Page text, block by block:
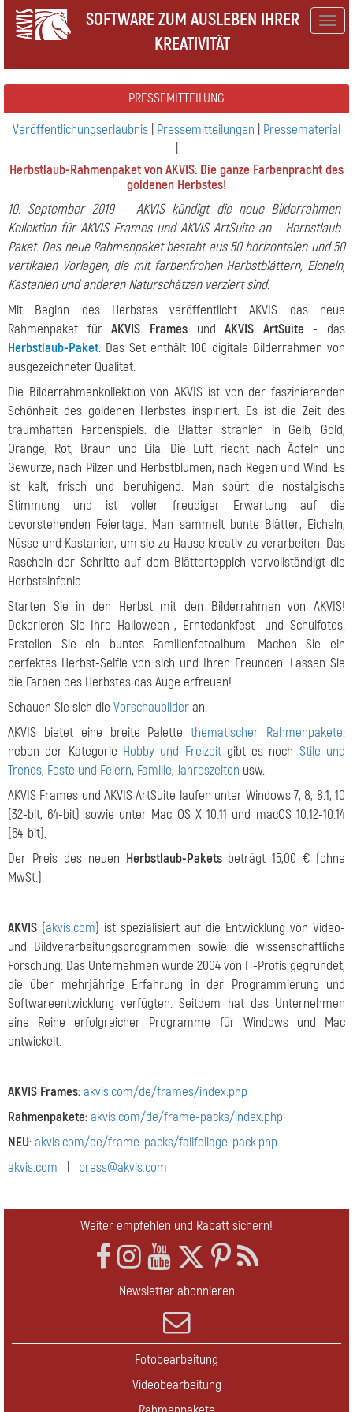
SOFTWARE ZUM AUSLEBEN IHRER
KREATIVITÄT
PRESSEMITTEILUNG
Veröffentlichungserlaubnis Pressemitteilungen
Pressematerial
Herbstlaub-Rahmenpaket von AKVIS: Die ganze Farbenpracht des
goldenen Herbstes!
10. September 2019 — AKVIS kündigt die neue Bilderrahmen-
Kollektion für AKVIS Frames und AKVIS ArtSuite an - Herbstlaub-
Paket. Das neue Rahmenpaket besteht aus 50 horizontalen und 50
vertikalen Vorlagen, die mit farbenfrohen Herbstblättern, Eicheln,
Kastanien und anderen Naturschätzen verziert sind.
Mit Beginn des Herbstes veröffentlicht AKVIS das neue
Rahmenpaket fürAKVIS FramesundAKVIS ArtSuite- das
Herbstlaub-Paket. Das Set enthält 100 digitale Bilderrahmen von
ausgezeichneter Qualität.
Die Bilderrahmenkollektion von AKVIS ist von der faszinierenden
Schönheit des goldenen Herbstes inspiriert. Es ist die Zeit des
traumhaften Farbenspiels: die Blätter strahlen in Gelb, Gold,
Orange, Rot, Braun und Lila. Die Luft riecht nach Äpfeln und
Gewürze, nach Pilzen und Herbstblumen, nach Regen und Wind. Es
ist kalt, frisch und beruhigend. Man spürt die nostalgische
Stimmung und ist voller freudiger Erwartung auf die
bevorstehenden Feiertage. Man sammelt bunte Blätter, Eicheln,
Nüsse und Kastanien, um sie zu Hause kreativ zu verarbeiten. Das
Rascheln der Schritte auf dem Blätterteppich vervollständigt die
Herbstsinfonie.
Starten Sie in den Herbst mit den Bilderrahmen von AKVIS!
Dekorieren Sie Ihre Halloween-, Erntedankfest- und Schulfotos.
Erstellen Sie ein buntes Familienfotoalbum. Machen Sie ein
perfektes Herbst-Selfie von sich und Ihren Freunden. Lassen Sie
die Farben des Herbstes das Auge erfreuen!
Schauen Sie sich die Vorschaubilderan.
AKVIS bietet eine breite Palettethematischer Rahmenpakete:
neben der Kategorie Hobby und Freizeitgibt es noch Stile und
Trends, Feste und Feiern, Familie, Jahreszeiten usw.
AKVIS Frames und AKVIS ArtSuite laufen unter Windows 7, 8, 8.1, 10
(32-bit, 64-bit) sowie unter Mac OS X 10.11 und macOS 10.12-10.14
(64-bit).
Der Preis des neuen Herbstlaub-Paketsbeträgt 15,00 € (ohne
MwSt.).
AKVIS (akvis.com) ist spezialisiert auf die Entwicklung von Video-
und Bildverarbeitungsprogrammen sowie die wissenschaftliche
Forschung. Das Unternehmen wurde 2004 von IT-Profis gegründet,
die über mehrjährige Erfahrung in der Programmierung und
Softwareentwicklung verfügten. Seitdem hat das Unternehmen
eine Reihe erfolgreicher Programme für Windows und Mac
entwickelt.
AKVIS Frames:akvis.com/de/frames/index.php
Rahmenpakete:akvis.com/de/frame-packs/index.php
NEU:akvis.com/de/frame-packs/fallfoliage-pack.php
akvis.com
press@akvis.com
Weiter empfehlen und Rabatt sichern!
Newsletter abonnieren
Fotobearbeitung
Videobearbeitung